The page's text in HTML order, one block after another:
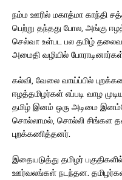
நம்ம ஊரில் மகாத்மா காந்தி
பெற்று தந்தது போல, அங்கு
செல்வா உள்பட பல தமிழ்
அமைதி வழியில்
கல்வி, வேலை வாய்ப்பில்
ஈழத்தமிழர்கள் எப்படி வாழ
தமிழ் இனம் ஒரு அடிமை
சொல்லாமல், சொல்லி சிங்கள
புறக்கணித்தனர்.
இதையடுத்து தமிழர்
ஊர்வலங்கள் நடந்தன.